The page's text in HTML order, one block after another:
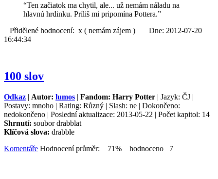
“Ten začiatok ma chytil, ale... už nemám náladu na
hlavnú hrdinku. Príliš mi pripomína Pottera.”
Přidělené hodnocení: x ( nemám zájem ) Dne: 2012-07-20
16:44:34
100 slov
Odkaz | Autor: lumos | Fandom: Harry Potter | Jazyk: ČJ |
Postavy: mnoho | Rating: Různý | Slash: ne | Dokončeno:
nedokončeno | Poslední aktualizace: 2013-05-22 | Počet kapitol: 14
Shrnutí: soubor drabblat
Klíčová slova: drabble
Komentáře Hodnocení průměr: 71% hodnoceno 7